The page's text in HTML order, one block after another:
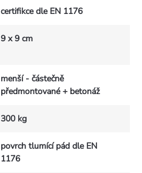
certifikce dle EN 1176
9 x 9 cm
menší - částečně
předmontované + betonáž
300 kg
povrch tlumící pád dle EN
1176